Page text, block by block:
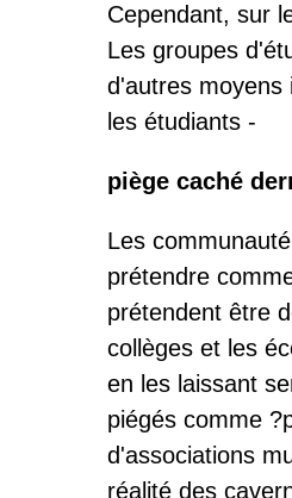
Cependant, sur
Les groupes
d'autres moyens
les étudiants -
piège caché
Les
prétendre
prétendent être
collèges et les
en les laissant
piégés comme
d'associations
réalité des